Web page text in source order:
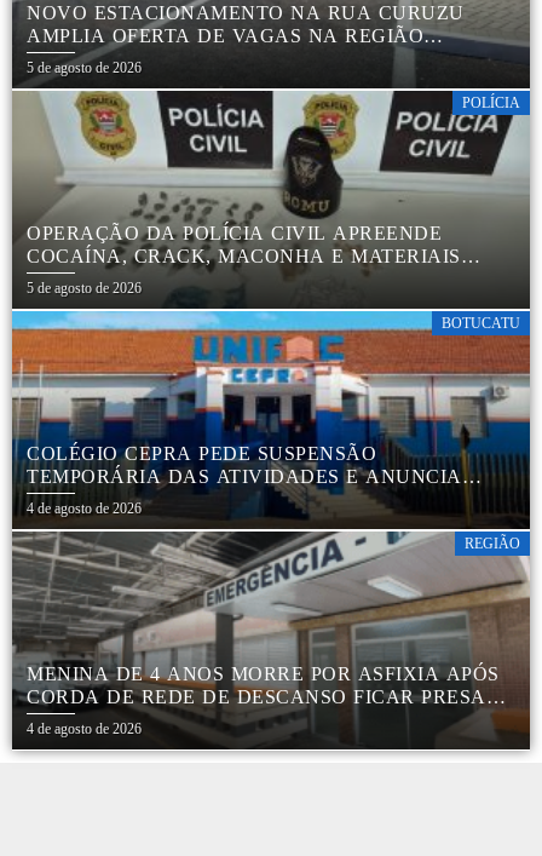
NOVO ESTACIONAMENTO NA RUA CURUZU
AMPLIA OFERTA DE VAGAS NA REGIÃO
CENTRAL
5 de agosto de 2026
POLÍCIA
OPERAÇÃO DA POLÍCIA CIVIL APREENDE
COCAÍNA, CRACK, MACONHA E MATERIAIS
PARA EMBALAR DROGAS EM BOTUCATU
5 de agosto de 2026
BOTUCATU
COLÉGIO CEPRA PEDE SUSPENSÃO
TEMPORÁRIA DAS ATIVIDADES E ANUNCIA
REESTRUTURAÇÃO EM BOTUCATU
4 de agosto de 2026
REGIÃO
MENINA DE 4 ANOS MORRE POR ASFIXIA APÓS
CORDA DE REDE DE DESCANSO FICAR PRESA
AO PESCOÇO EM MARÍLIA
4 de agosto de 2026